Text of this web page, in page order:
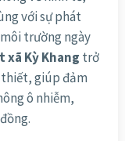
với sự phát
trường ngày
xã Kỳ Khang trở
giúp đảm
ô nhiễm,